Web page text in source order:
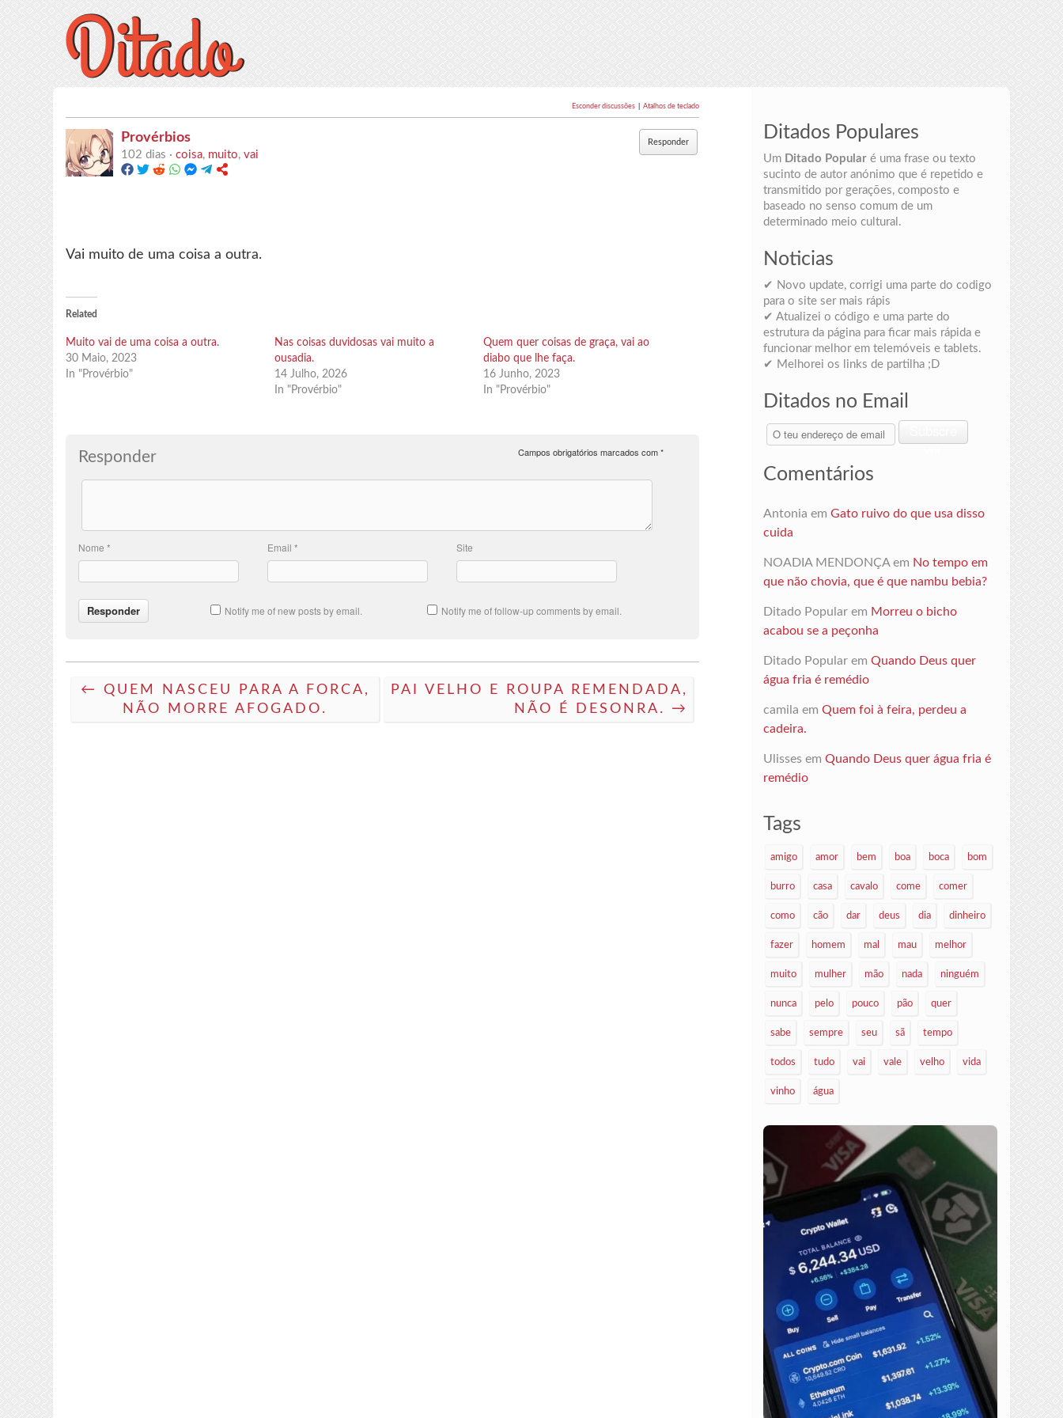
Esconder discussões Atalhos de teclado
Provérbios Responder
102 dias ·coisa, muito,vai
Vai muito de uma coisa a outra.
Related
Muito vai de uma coisa a outra.
30 Maio, 2023
In "Provérbio"
Nas coisas duvidosas vai muito a
ousadia.
14 Julho, 2026
In "Provérbio"
Quem quer coisas de graça, vai ao
diabo que lhe faça.
16 Junho, 2023
In "Provérbio"
Responder Campos obrigatórios marcados com*
Nome* Email* Site
Notify me of follow-up comments by email.
Notify me of new posts by email.
← QUEM NASCEU PARA A FORCA,
NÃO MORRE AFOGADO.
PAI VELHO E ROUPA REMENDADA,
NÃO É DESONRA. →
Ditados Populares
Um Ditado Popularé uma frase ou texto
sucinto de autor anónimo que é repetido e
transmitido por gerações, composto e
baseado no senso comum de um
determinado meio cultural.
Noticias
✔ Novo update, corrigi uma parte do codigo
para o site ser mais rápis
✔ Atualizei o código e uma parte do
estrutura da página para ficar mais rápida e
funcionar melhor em telemóveis e tablets.
✔ Melhorei os links de partilha ;D
Ditados no Email
O
teu
de
ver
Comentários
Antonia em Gato ruivo do que usa disso
cuida
NOADIA MENDONÇAem No tempo em
que não chovia, que é que nambu bebia?
Ditado Popularem Morreu o bicho
acabou se a peçonha
Ditado Popularem Quando Deus quer
água fria é remédio
camila em Quem foi à feira, perdeu a
cadeira.
Ulissesem Quando Deus quer água fria é
remédio
Tags
amigo amor bem boa boca bom
burro casa cavalo come comer
como cão dar deus dia dinheiro
fazer homem mal mau melhor
muito mulher mão nada ninguém
nunca pelo pouco pão quer
sabe sempre seu sã tempo
todos tudo vai vale velho vida
vinho água